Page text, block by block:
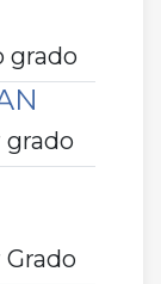
grado